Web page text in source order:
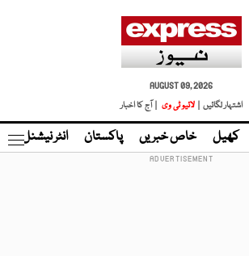
AUGUST 09, 2026
اشتہار لگائیں |
لائیو ٹی وی | آج کا اخبار
کھیل خاص خبریں پاکستان انٹر نیشنل